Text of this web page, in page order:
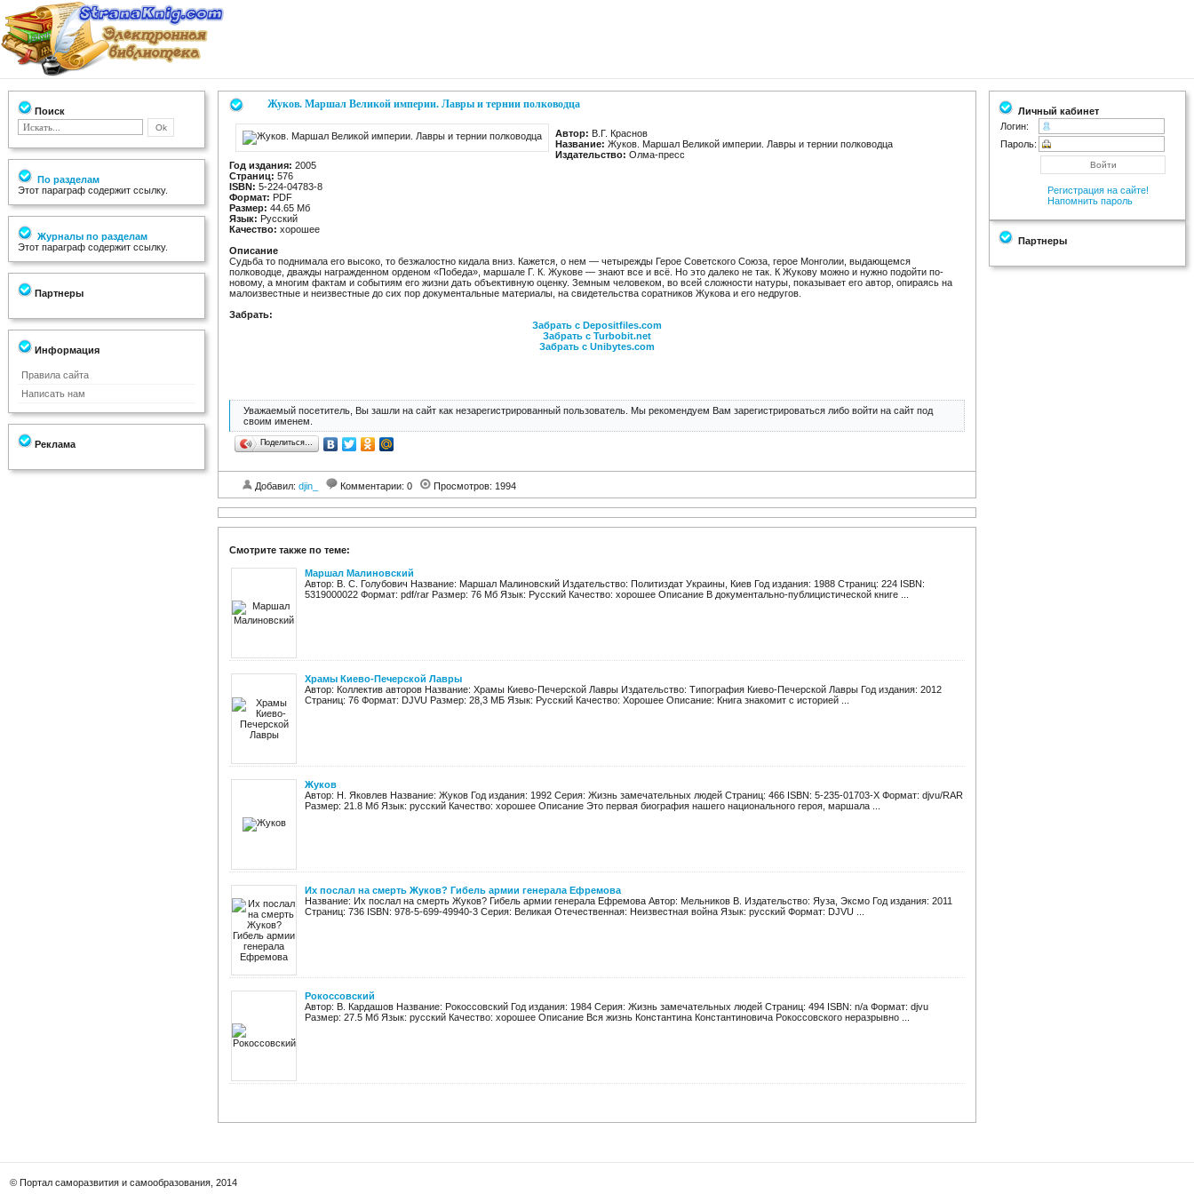
Поиск
По разделам
Этот параграф содержит ссылку.
Журналы по разделам
Этот параграф содержит ссылку.
Партнеры
Информация
Правила сайта
Написать нам
Реклама
Жуков. Маршал Великой империи. Лавры и тернии полководца
Автор: В.Г. Краснов
Название: Жуков. Маршал Великой империи. Лавры и тернии полководца
Издательство: Олма-пресс
Год издания: 2005
Страниц: 576
ISBN: 5-224-04783-8
Формат: PDF
Размер: 44.65 Мб
Язык: Русский
Качество: хорошее
Описание
Судьба то поднимала его высоко, то безжалостно кидала вниз. Кажется, о нем — четырежды Герое Советского Союза, герое Монголии, выдающемся
полководце, дважды награжденном орденом «Победа», маршале Г. К. Жукове — знают все и всё. Но это далеко не так. К Жукову можно и нужно подойти по-
новому, а многим фактам и событиям его жизни дать объективную оценку. Земным человеком, во всей сложности натуры, показывает его автор, опираясь на
малоизвестные и неизвестные до сих пор документальные материалы, на свидетельства соратников Жукова и его недругов.
Забрать:
Забрать с Depositfiles.com
Забрать с Turbobit.net
Забрать с Unibytes.com
Уважаемый посетитель, Вы зашли на сайт как незарегистрированный пользователь. Мы рекомендуем Вам зарегистрироваться либо войти на сайт под
своим именем.
Поделиться…
Добавил: djin_ Комментарии: 0 Просмотров: 1994
Смотрите также по теме:
Маршал Малиновский
Автор: В. С. Голубович Название: Маршал Малиновский Издательство: Политиздат Украины, Киев Год издания: 1988 Страниц: 224 ISBN:
5319000022 Формат: pdf/rar Размер: 76 Мб Язык: Русский Качество: хорошее Описание В документально-публицистической книге ...
Храмы Киево-Печерской Лавры
Автор: Коллектив авторов Название: Храмы Киево-Печерской Лавры Издательство: Типография Киево-Печерской Лавры Год издания: 2012
Страниц: 76 Формат: DJVU Размер: 28,3 МБ Язык: Русский Качество: Хорошее Описание: Книга знакомит с историей ...
Жуков
Автор: Н. Яковлев Название: Жуков Год издания: 1992 Серия: Жизнь замечательных людей Страниц: 466 ISBN: 5-235-01703-X Формат: djvu/RAR
Размер: 21.8 Мб Язык: русский Качество: хорошее Описание Это первая биография нашего национального героя, маршала ...
Их послал на смерть Жуков? Гибель армии генерала Ефремова
Название: Их послал на смерть Жуков? Гибель армии генерала Ефремова Автор: Мельников В. Издательство: Яуза, Эксмо Год издания: 2011
Страниц: 736 ISBN: 978-5-699-49940-3 Серия: Великая Отечественная: Неизвестная война Язык: русский Формат: DJVU ...
Рокоссовский
Автор: В. Кардашов Название: Рокоссовский Год издания: 1984 Серия: Жизнь замечательных людей Страниц: 494 ISBN: n/a Формат: djvu
Размер: 27.5 Мб Язык: русский Качество: хорошее Описание Вся жизнь Константина Константиновича Рокоссовского неразрывно ...
Личный кабинет
Логин:
Пароль:
Регистрация на сайте!
Напомнить пароль
Партнеры
© Портал саморазвития и самообразования, 2014